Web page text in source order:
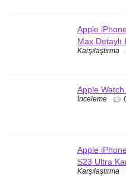
Apple
Max Detaylı
Karşılaştırma
Apple
İnceleme
Apple
S23 Ultra
Karşılaştırma